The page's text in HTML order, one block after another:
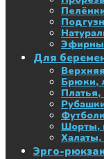
Для
Брюки,
Шорты,
Халаты,
Эрго-